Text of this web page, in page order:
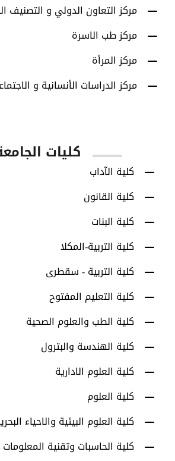
مركز التعاون الدولي و التصنيف
مركز طب الاسرة
مركز المرأة
مركز الدراسات الأنسانية و
كليات
كلية الآداب
كلية القانون
كلية البنات
كلية التربية-المكلا
كلية التربية - سقطرى
كلية التعليم المفتوح
كلية الطب والعلوم الصحية
كلية الهندسة والبترول
كلية العلوم الادارية
كلية العلوم
كلية العلوم البيئية والاحياء
كلية الحاسبات وتقنية المعلومات